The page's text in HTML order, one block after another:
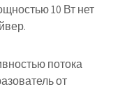
10 Вт нет
потока
от